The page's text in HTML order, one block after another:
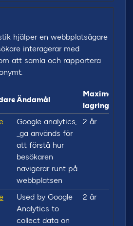
hjälper en webbplatsägare
interagerar med
att samla och rapportera
Ändamål
Maximal
lagringstid
Google analytics,
_ga används för
att förstå hur
besökaren
navigerar runt på
webbplatsen
2 år
Used by Google
Analytics to
collect data on
2 år